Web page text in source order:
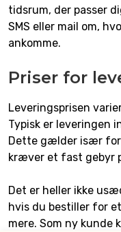
tidsrum, der passer
SMS eller mail om,
ankomme.
Priser for
Leveringsprisen
Typisk er leveringen
Dette gælder især for
kræver et fast gebyr
Det er heller ikke
hvis du bestiller for
mere. Som ny kunde